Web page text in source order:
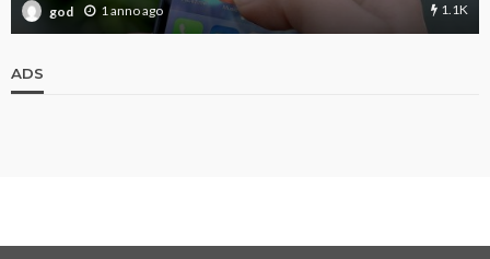
god 1 anno ago 1.1K
ADS